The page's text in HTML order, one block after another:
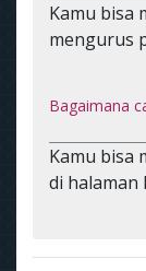
Kamu bisa
mengurus
Bagaimana
Kamu bisa
di halaman